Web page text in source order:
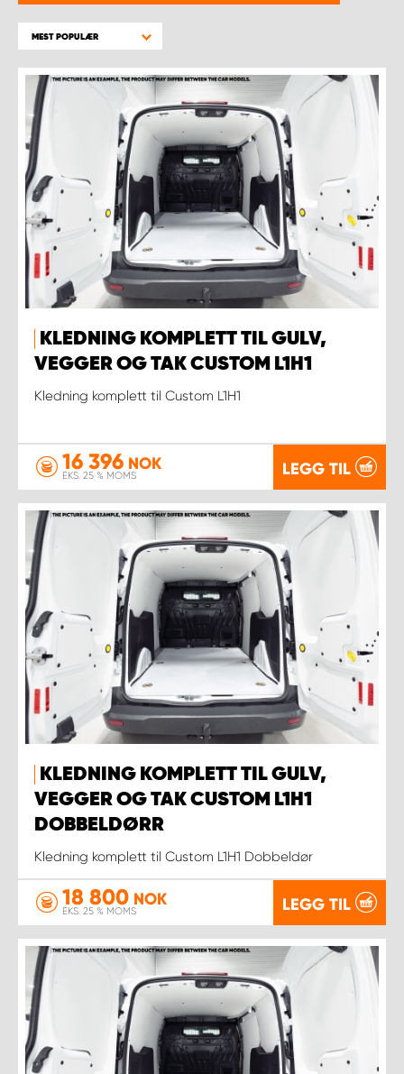
MEST POPULÆR
KLEDNING KOMPLETT TIL GULV,
VEGGER OG TAK CUSTOM L1H1
Kledning komplett til Custom L1H1
16 396 NOK
EKS. 25 % MOMS LEGG TIL
KLEDNING KOMPLETT TIL GULV,
VEGGER OG TAK CUSTOM L1H1
DOBBELDØRR
Kledning komplett til Custom L1H1 Dobbeldør
18 800 NOK
EKS. 25 % MOMS LEGG TIL
WORK SYSTEM BERGEN
WORK SYSTEM HORTEN
WORK SYSTEM KEY ACCOUNT
WORK SYSTEM NORWAY
WORK SYSTEM OSLO
WORK SYSTEM STAVANGER
WORK SYSTEM TRONDHEIM